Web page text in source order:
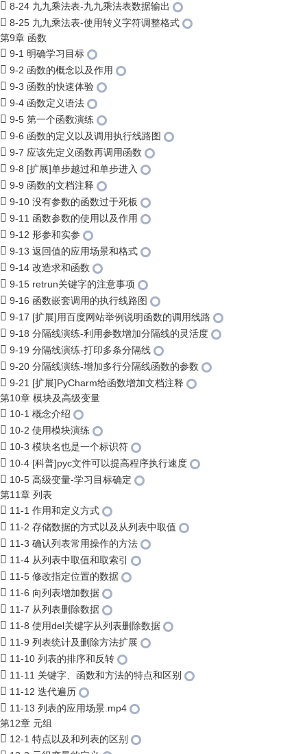
8-24 九九乘法表-九九乘法表数据输出
8-25 九九乘法表-使用转义字符调整格式
第9章 函数
9-1 明确学习目标
9-2 函数的概念以及作用
9-3 函数的快速体验
9-4 函数定义语法
9-5 第一个函数演练
9-6 函数的定义以及调用执行线路图
9-7 应该先定义函数再调用函数
9-8 [扩展]单步越过和单步进入
9-9 函数的文档注释
9-10 没有参数的函数过于死板
9-11 函数参数的使用以及作用
9-12 形参和实参
9-13 返回值的应用场景和格式
9-14 改造求和函数
9-15 retrun关键字的注意事项
9-16 函数嵌套调用的执行线路图
9-17 [扩展]用百度网站举例说明函数的调用线路
9-18 分隔线演练-利用参数增加分隔线的灵活度
9-19 分隔线演练-打印多条分隔线
9-20 分隔线演练-增加多行分隔线函数的参数
9-21 [扩展]PyCharm给函数增加文档注释
第10章 模块及高级变量
10-1 概念介绍
10-2 使用模块演练
10-3 模块名也是一个标识符
10-4 [科普]pyc文件可以提高程序执行速度
10-5 高级变量-学习目标确定
第11章 列表
11-1 作用和定义方式
11-2 存储数据的方式以及从列表中取值
11-3 确认列表常用操作的方法
11-4 从列表中取值和取索引
11-5 修改指定位置的数据
11-6 向列表增加数据
11-7 从列表删除数据
11-8 使用del关键字从列表删除数据
11-9 列表统计及删除方法扩展
11-10 列表的排序和反转
11-11 关键字、函数和方法的特点和区别
11-12 迭代遍历
11-13 列表的应用场景.mp4
第12章 元组
12-1 特点以及和列表的区别